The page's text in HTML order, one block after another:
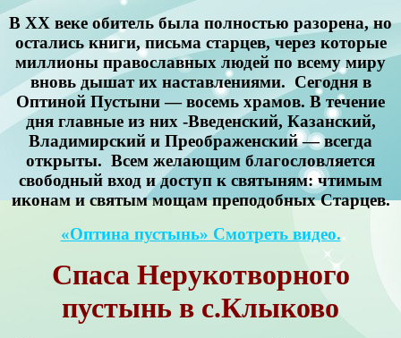
В XX веке обитель была полностью разорена, но
остались книги, письма старцев, через которые
миллионы православных людей по всему миру
вновь дышат их наставлениями. Сегодня в
Оптиной Пустыни — восемь храмов. В течение
дня главные из них -Введенский, Казанский,
Владимирский и Преображенский — всегда
открыты. Всем желающим благословляется
свободный вход и доступ к святыням: чтимым
иконам и святым мощам преподобных Старцев.
«Оптина пустынь» Смотреть видео.
Спаса Нерукотворного
пустынь в с.Клыково